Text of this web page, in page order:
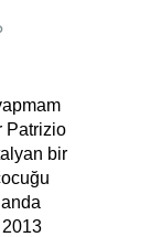
Patrizio
bir